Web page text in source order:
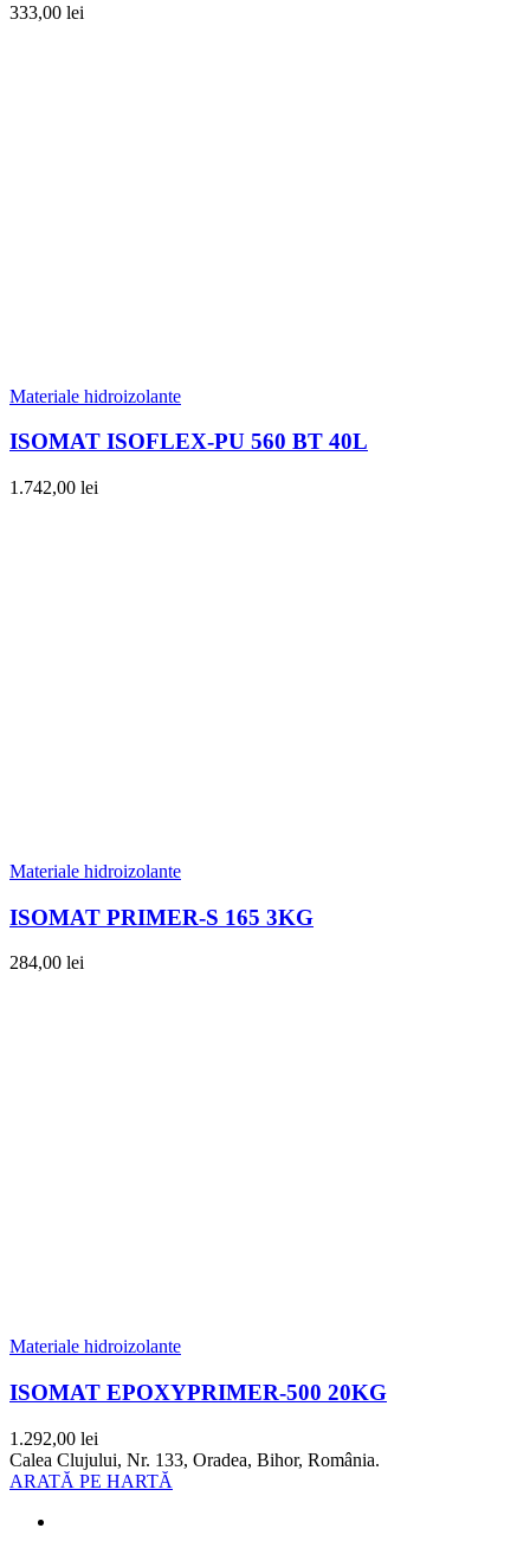
333,00 lei
Materiale hidroizolante
ISOMAT ISOFLEX-PU 560 BT 40L
1.742,00 lei
Materiale hidroizolante
ISOMAT PRIMER-S 165 3KG
284,00 lei
Materiale hidroizolante
ISOMAT EPOXYPRIMER-500 20KG
1.292,00 lei
Calea Clujului, Nr. 133, Oradea, Bihor, România.
ARATĂ PE HARTĂ